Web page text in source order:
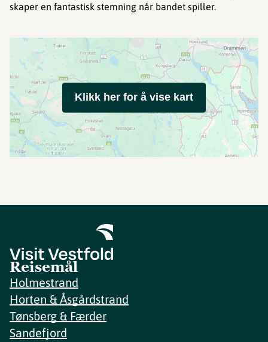
skaper en fantastisk stemning når bandet spiller.
Klikk her for å vise kart
Reisemål
Holmestrand
Horten & Åsgårdstrand
Tønsberg & Færder
Sandefjord